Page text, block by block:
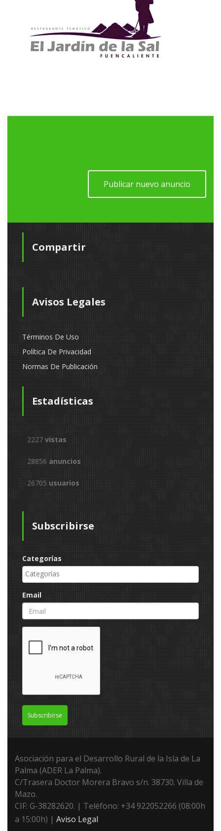
Publicar nuevo anuncio
Compartir
Avisos Legales
Términos De Uso
Política De Privacidad
Normas De Publicación
Estadísticas
2227 vistas
28856 anuncios
26705 usuarios
Subscribirse
Categorías
Email
Subscribirse
Asociación para el Desarrollo Rural de la Isla de La
Palma (ADER La Palma).
C/Trasera Doctor Morera Bravo s/n. 38730. Villa de
Mazo.
CIF: G-38282620. | Teléfono: +34 922052266 (08:00h
a 15:00h) | Aviso Legal